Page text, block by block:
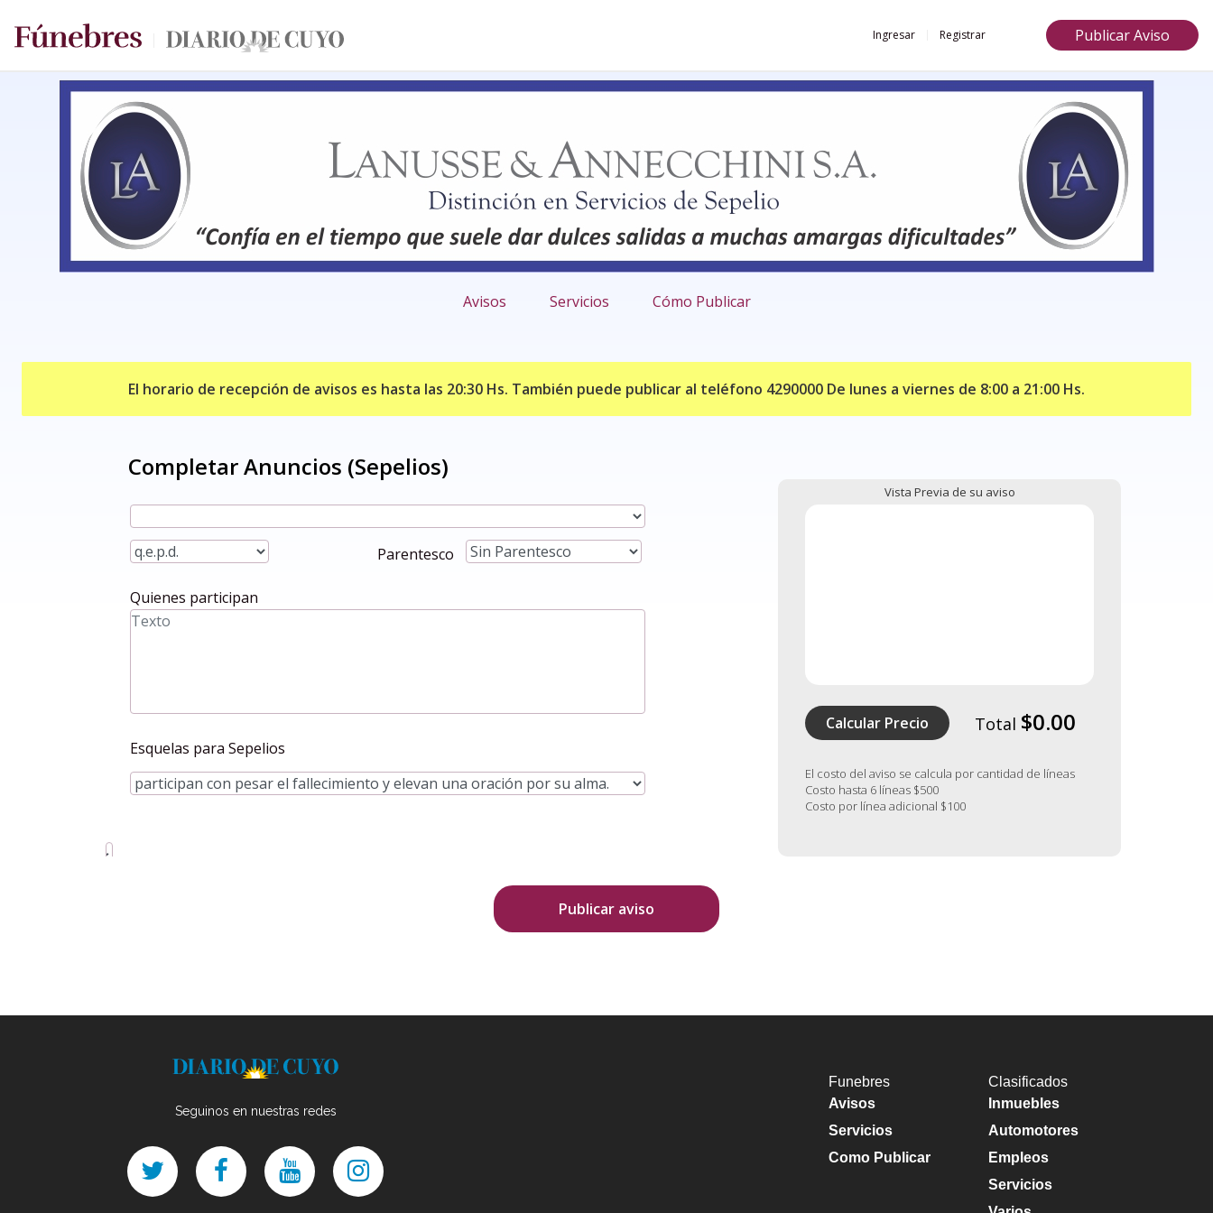
Ingresar Registrar Publicar Aviso
Avisos Servicios Cómo Publicar
El horario de recepción de avisos es hasta las 20:30 Hs. También puede publicar al teléfono 4290000 De lunes a viernes de 8:00 a 21:00 Hs.
Quienes participan
Esquelas para Sepelios
Parentesco
Vista Previa de su aviso
Calcular Precio Total $0.00
El costo del aviso se calcula por cantidad de líneas
Costo hasta 6 líneas $500
Costo por línea adicional $100
Publicar aviso
Seguinos en nuestras redes
Funebres
Avisos
Servicios
Como Publicar
Clasificados
Inmuebles
Automotores
Empleos
Servicios